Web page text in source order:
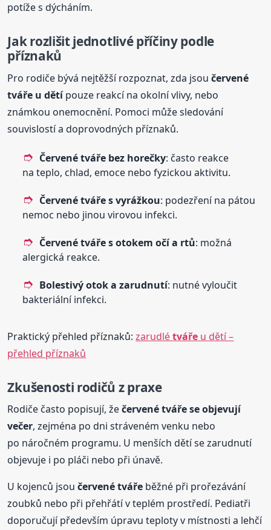
potíže s dýcháním.
Jak rozlišit jednotlivé příčiny podle
příznaků
Pro rodiče bývá nejtěžší rozpoznat, zda jsoučervené
tváře u dětípouze reakcí na okolní vlivy, nebo
známkou onemocnění. Pomoci může sledování
souvislostí a doprovodných příznaků.
Červenétváře bez horečky: často reakce
na teplo, chlad, emoce nebo fyzickou aktivitu.
Červenétvářes vyrážkou: podezření na pátou
nemoc nebo jinou virovou infekci.
Červenétvářes otokem očí a rtů: možná
alergická reakce.
Bolestivý otok a zarudnutí: nutné vyloučit
bakteriální infekci.
Praktický přehled příznaků:zarudlétváře u dětí –
přehled příznaků
Zkušenosti rodičů z praxe
Rodiče často popisují, žečervenétvářese objevují
večer, zejména po dni stráveném venku nebo
po náročném programu. U menších dětí se zarudnutí
objevuje i po pláči nebo při únavě.
U kojenců jsoučervenétváře běžné při prořezávání
zoubků nebo při přehřátí v teplém prostředí. Pediatři
doporučují především úpravu teploty v místnosti a lehčí